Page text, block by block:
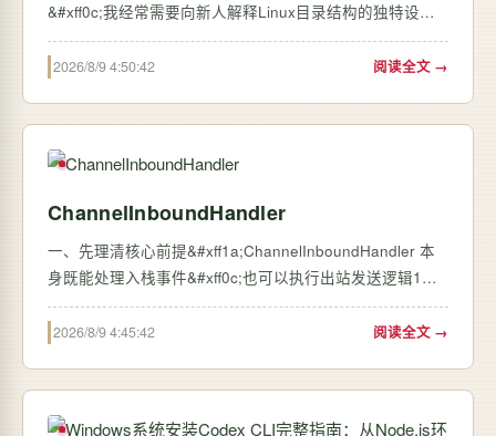
&#xff0c;我经常需要向新人解释Linux目录结构的独特设
计。与Windows系统不同&#xff0c;Linux采用了一种被称
为"Filesystem Hierarchy Standard"(FHS)的目录组织方式
2026/8/9 4:50:42 阅读全文 →
ChannelInboundHandler
一、先理清核心前提&#xff1a;ChannelInboundHandler 本
身既能处理入栈事件&#xff0c;也可以执行出站发送逻辑1、
为什么入栈 Handler 里既能写
channelRead/channelActive&#xff0c;又能调用
2026/8/9 4:45:42 阅读全文 →